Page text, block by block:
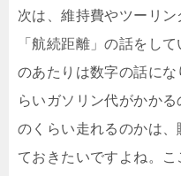
次は、維持費やツーリ
「航続距離」の話をし
のあたりは数字の話にな
らいガソリン代がかか
のくらい走れるのかは
ておきたいですよね。